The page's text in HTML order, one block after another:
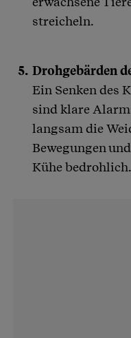
streicheln.
Drohgebärden
Ein Senken des
sind klare
langsam die
Bewegungen
Kühe bedrohlich.